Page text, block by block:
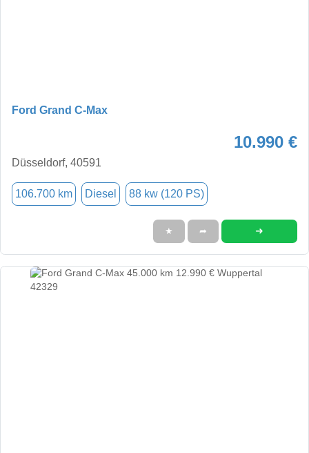
Ford Grand C-Max
10.990 €
Düsseldorf, 40591
106.700 km Diesel 88 kw (120 PS)
★ ➦ ➜